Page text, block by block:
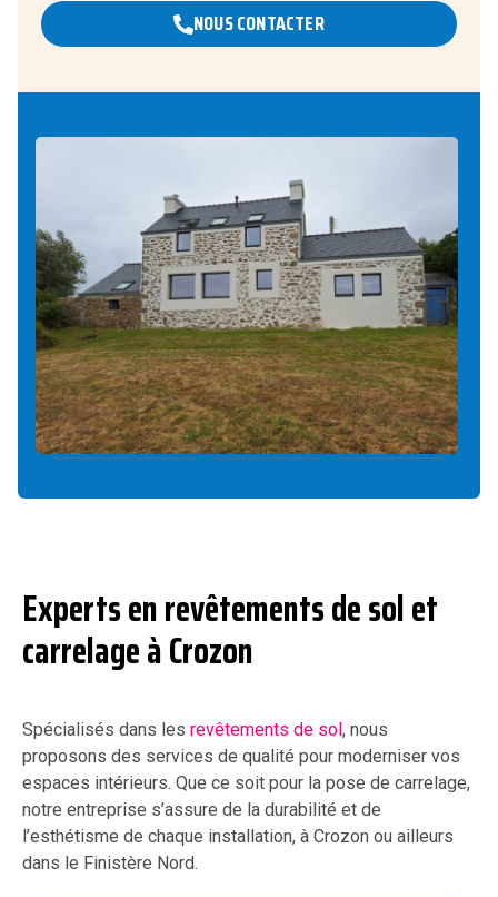
NOUS CONTACTER
Experts en revêtements de sol et
carrelage à Crozon
Spécialisés dans les revêtements de sol , nous
proposons des services de qualité pour moderniser vos
espaces intérieurs. Que ce soit pour la pose de carrelage,
notre entreprise s’assure de la durabilité et de
l’esthétisme de chaque installation, à Crozon ou ailleurs
dans le Finistère Nord.